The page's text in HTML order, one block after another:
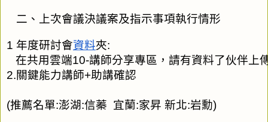
二、上次會議決議案及指示事項執行情形
1 年度研討會資料夾:
在共用雲端10-講師分享專區，請有資料了伙伴上
2.關鍵能力講師+助講確認
(推薦名單:澎湖:信蓁  宜蘭:家昇 新北:岩勳)